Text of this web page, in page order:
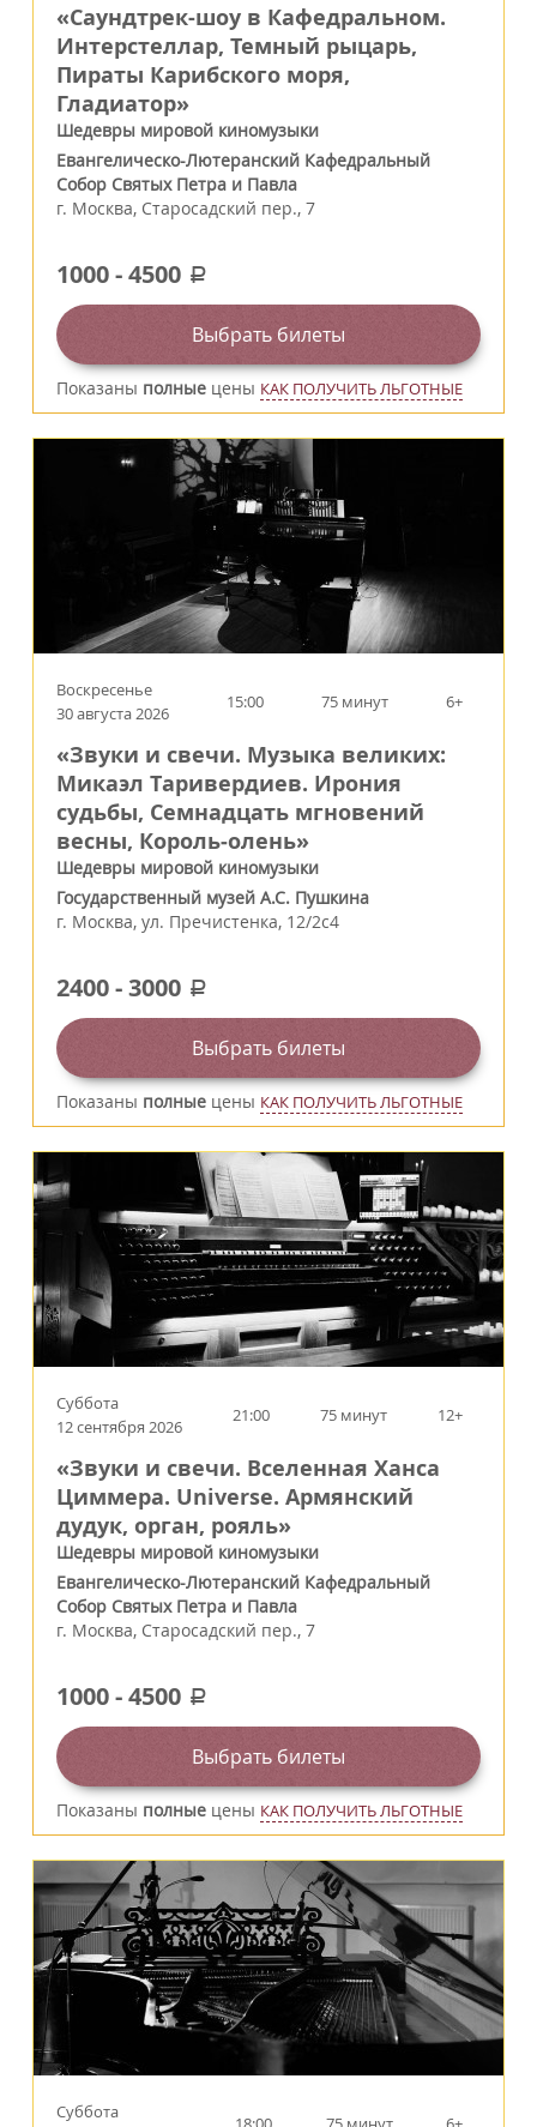
«Саундтрек-шоу в Кафедральном.
Интерстеллар, Темный рыцарь,
Пираты Карибского моря,
Гладиатор»
Шедевры мировой киномузыки
Евангелическо-Лютеранский Кафедральный
Собор Святых Петра и Павла
г. Москва, Старосадский пер., 7
1000-4500 a
Выбрать билеты
Показаны полные цены КАК ПОЛУЧИТЬ ЛЬГОТНЫЕ
Воскресенье
30 августа 2026
15:00 75 минут 6+
«Звуки и свечи. Музыка великих:
Микаэл Таривердиев. Ирония
судьбы, Семнадцать мгновений
весны, Король‑олень»
Шедевры мировой киномузыки
Государственный музей А.С. Пушкина
г. Москва, ул. Пречистенка, 12/2c4
2400-3000 a
Выбрать билеты
Показаны полные цены КАК ПОЛУЧИТЬ ЛЬГОТНЫЕ
Суббота
12 сентября 2026
21:00 75 минут 12+
«Звуки и свечи. Вселенная Ханса
Циммера. Universe. Армянский
дудук, орган, рояль»
Шедевры мировой киномузыки
Евангелическо-Лютеранский Кафедральный
Собор Святых Петра и Павла
г. Москва, Старосадский пер., 7
1000-4500 a
Выбрать билеты
Показаны полные цены КАК ПОЛУЧИТЬ ЛЬГОТНЫЕ
Суббота